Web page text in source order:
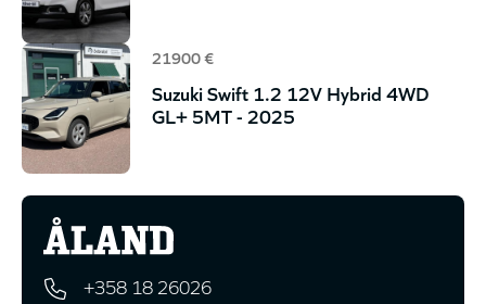
21900 €
Suzuki Swift 1.2 12V Hybrid 4WD
GL+ 5MT - 2025
+358 18 26026